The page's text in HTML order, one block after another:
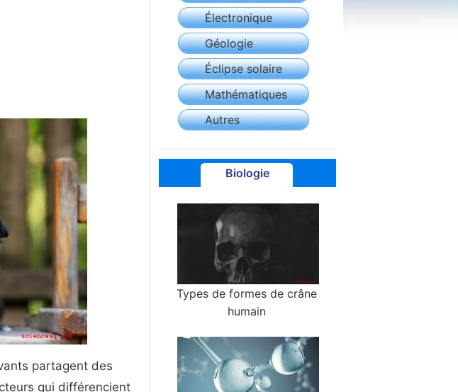
partagent des
qui différencient
Électronique
Géologie
Éclipse solaire
Mathématiques
Autres
Biologie
Types de formes de crâne
humain